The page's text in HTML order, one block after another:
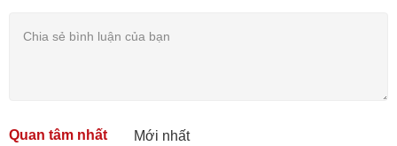
Quan tâm nhất Mới nhất